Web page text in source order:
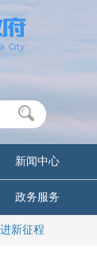
新闻中心
政务服务
新征程